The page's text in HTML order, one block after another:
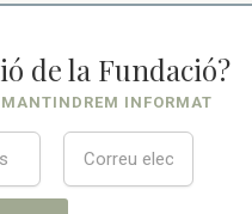
de la Fundació?
INFORMAT